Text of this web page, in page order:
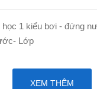
1 kiểu bơi - đứng
Lớp
XEM THÊM